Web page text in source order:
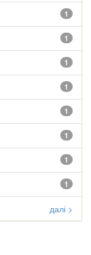
1
1
1
1
1
1
1
1
далі >